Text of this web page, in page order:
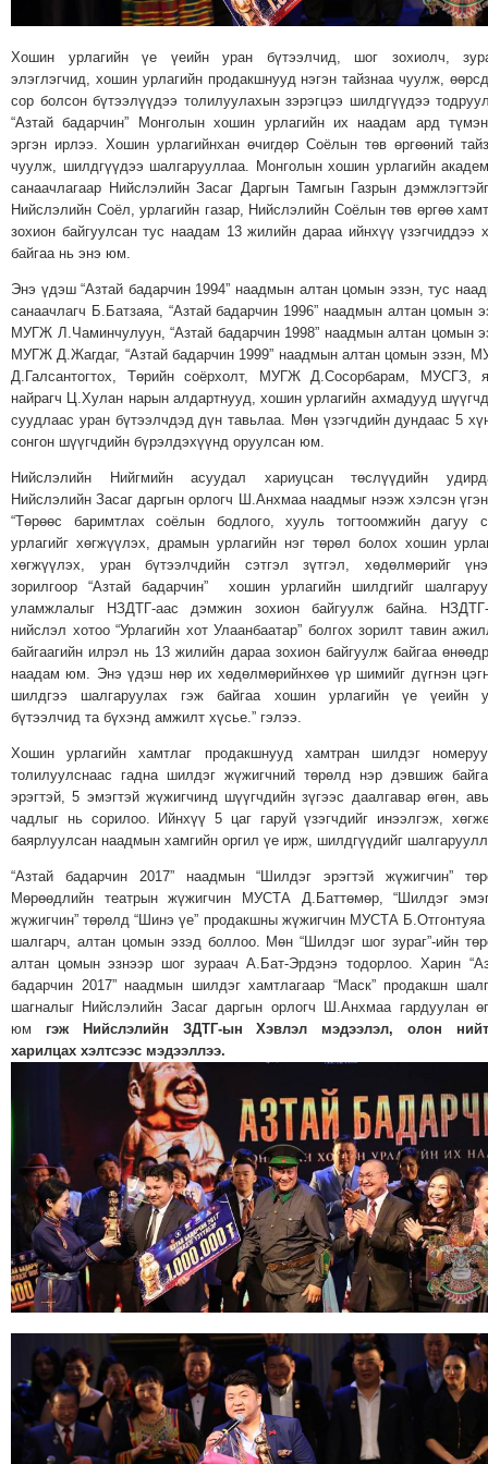
МЭДЭХҮЙ
ТЕХНОЛОГИ
ЭРДЭНЭТ
ҮЙЛДВЭРИЙН
ТОЙРОНД
ХАВРЫН
ЭРГЭН
ИЙН
ЭРГЭН
ТОЙРОНД
"ЖИ
ТАЙМ"ЫН
ЭРГЭН
ТОЙРОНД
ГРАНАТ
ДЭЛБЭРСЭН
ОСЛЫН
ЭРГЭН
ТОЙРОНД
ТОДОТГОЛЫН
ЭРГЭН
ТОЙРОНД
ЕРӨНХИЙЛӨГЧИЙН
СОНГУУЛИЙН
ЭРГЭН
ДҮГЭЭР
СУРГУУЛИЙН
ЭРГЭН
ТОЙРОНД
ЗӨРЧЛИЙН
ХУУЛИЙН
СОНГУУЛЬ-2017
Хошин урлагийн үе үеийн уран бүтээлчид, шог зохиолч,
элэглэгчид, хошин урлагийн продакшнууд нэгэн тайзнаа чуулж,
сор болсон бүтээлүүдээ толилуулахын зэрэгцээ шилдгүүдээ
“Азтай бадарчин” Монголын хошин урлагийн их наадам ард
эргэн ирлээ. Хошин урлагийнхан өчигдөр Соёлын төв өргөөний
чуулж, шилдгүүдээ шалгарууллаа. Монголын хошин урлагийн
санаачлагаар Нийслэлийн Засаг Даргын Тамгын Газрын
Нийслэлийн Соёл, урлагийн газар, Нийслэлийн Соёлын төв өргөө
зохион байгуулсан тус наадам 13 жилийн дараа ийнхүү үзэгчиддээ
байгаа нь энэ юм.
Энэ үдэш “Азтай бадарчин 1994” наадмын алтан цомын эзэн, тус
санаачлагч Б.Батзаяа, “Азтай бадарчин 1996” наадмын алтан цомын
МУГЖ Л.Чаминчулуун, “Азтай бадарчин 1998” наадмын алтан цомын
МУГЖ Д.Жагдаг, “Азтай бадарчин 1999” наадмын алтан цомын эзэн,
Д.Галсантогтох, Төрийн соёрхолт, МУГЖ Д.Сосорбарам, МУСГЗ,
найрагч Ц.Хулан нарын алдартнууд, хошин урлагийн ахмадууд
суудлаас уран бүтээлчдэд дүн тавьлаа. Мөн үзэгчдийн дундаас 5
сонгон шүүгчдийн бүрэлдэхүүнд оруулсан юм.
Нийслэлийн Нийгмийн асуудал хариуцсан төслүүдийн
Нийслэлийн Засаг даргын орлогч Ш.Анхмаа наадмыг нээж хэлсэн
“Төрөөс баримтлах соёлын бодлого, хууль тогтоомжийн дагуу
урлагийг хөгжүүлэх, драмын урлагийн нэг төрөл болох хошин
хөгжүүлэх, уран бүтээлчдийн сэтгэл зүтгэл, хөдөлмөрийг
зорилгоор “Азтай бадарчин” хошин урлагийн шилдгийг
уламжлалыг НЗДТГ-аас дэмжин зохион байгуулж байна. НЗДТГ-
нийслэл хотоо “Урлагийн хот Улаанбаатар” болгох зорилт тавин
байгаагийн илрэл нь 13 жилийн дараа зохион байгуулж байгаа
наадам юм. Энэ үдэш нөр их хөдөлмөрийнхөө үр шимийг дүгнэн
шилдгээ шалгаруулах гэж байгаа хошин урлагийн үе үеийн
бүтээлчид та бүхэнд амжилт хүсье.” гэлээ.
Хошин урлагийн хамтлаг продакшнууд хамтран шилдэг
толилуулснаас гадна шилдэг жүжигчний төрөлд нэр дэвшиж
эрэгтэй, 5 эмэгтэй жүжигчинд шүүгчдийн зүгээс даалгавар өгөн,
чадлыг нь сорилоо. Ийнхүү 5 цаг гаруй үзэгчдийг инээлгэж,
баярлуулсан наадмын хамгийн оргил үе ирж, шилдгүүдийг
“Азтай бадарчин 2017” наадмын “Шилдэг эрэгтэй жүжигчин”
Мөрөөдлийн театрын жүжигчин МУСТА Д.Баттөмөр, “Шилдэг
жүжигчин” төрөлд “Шинэ үе” продакшны жүжигчин МУСТА Б.Отгонтуяа
шалгарч, алтан цомын эзэд боллоо. Мөн “Шилдэг шог зураг”-ийн
алтан цомын эзнээр шог зураач А.Бат-Эрдэнэ тодорлоо. Харин
бадарчин 2017” наадмын шилдэг хамтлагаар “Маск” продакшн
шагналыг Нийслэлийн Засаг даргын орлогч Ш.Анхмаа гардуулан
юм гэж Нийслэлийн ЗДТГ-ын Хэвлэл мэдээлэл, олон
харилцах хэлтсээс мэдээллээ.